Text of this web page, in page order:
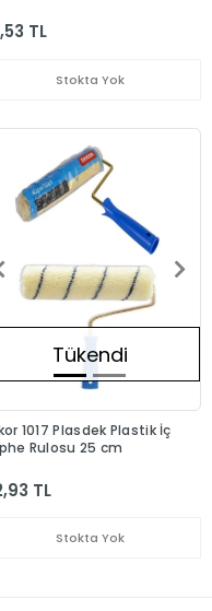
TL
Stokta Yok
Tükendi
1017 Plasdek Plastik İç
Rulosu 25 cm
TL
Stokta Yok